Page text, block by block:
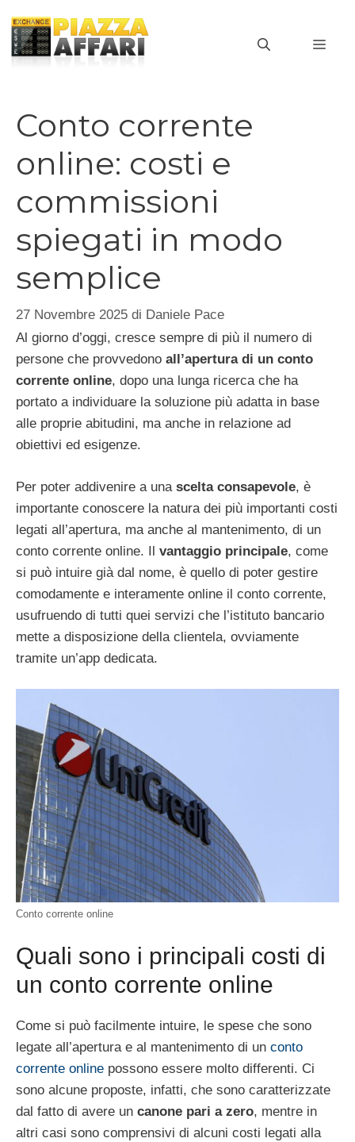
contenuto
Conto corrente
online: costi e
commissioni
spiegati in modo
semplice
27 Novembre 2025 di Daniele Pace
Al giorno d’oggi, cresce sempre di più il numero di
persone che provvedono all’apertura di un conto
corrente online, dopo una lunga ricerca che ha
portato a individuare la soluzione più adatta in base
alle proprie abitudini, ma anche in relazione ad
obiettivi ed esigenze.
Per poter addivenire a una scelta consapevole, è
importante conoscere la natura dei più importanti costi
legati all’apertura, ma anche al mantenimento, di un
conto corrente online. Il vantaggio principale, come
si può intuire già dal nome, è quello di poter gestire
comodamente e interamente online il conto corrente,
usufruendo di tutti quei servizi che l’istituto bancario
mette a disposizione della clientela, ovviamente
tramite un’app dedicata.
Conto corrente online
Quali sono i principali costi di
un conto corrente online
Come si può facilmente intuire, le spese che sono
legate all’apertura e al mantenimento di un conto
corrente online possono essere molto differenti. Ci
sono alcune proposte, infatti, che sono caratterizzate
dal fatto di avere un canone pari a zero, mentre in
altri casi sono comprensivi di alcuni costi legati alla